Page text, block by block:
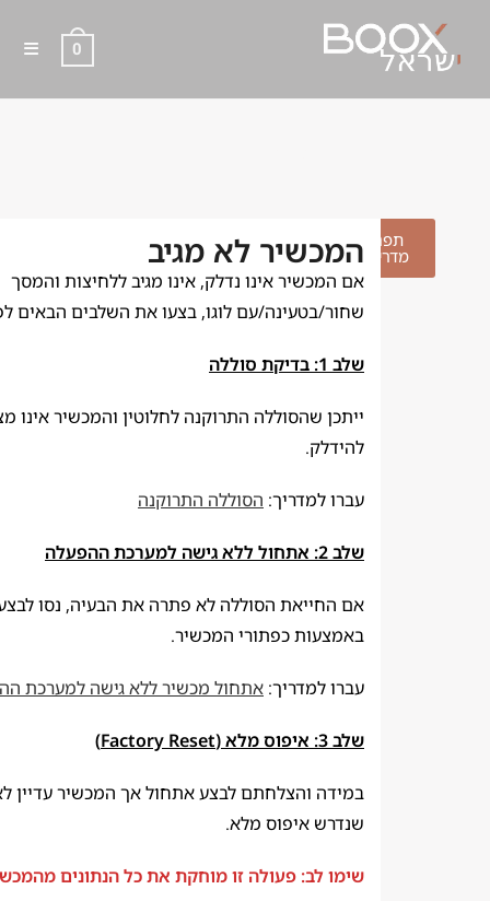
0
תפריט
מדריכיםהמכשיר לא מגיב
אם המכשיר אינו נדלק, אינו מגיב ללחיצות והמסך
שחור/בטעינה/עם לוגו, בצעו את השלבים הבאים
שלב 1: בדיקת סוללה
ייתכן שהסוללה התרוקנה לחלוטין והמכשיר אינו
להידלק.
עברו למדריך: הסוללה התרוקנה
שלב 2: אתחול ללא גישה למערכת ההפעלה
אם החייאת הסוללה לא פתרה את הבעיה, נסו
באמצעות כפתורי המכשיר.
עברו למדריך: אתחול מכשיר ללא גישה למערכת
שלב 3: איפוס מלא ( Factory Reset)
במידה והצלחתם לבצע אתחול אך המכשיר עדיין
שנדרש איפוס מלא.
שימו לב: פעולה זו מוחקת את כל הנתונים